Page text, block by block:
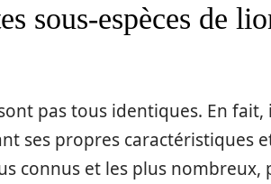
sous-espèces de
pas tous identiques. En
ses propres caractéristiques
connus et les plus nombreux,